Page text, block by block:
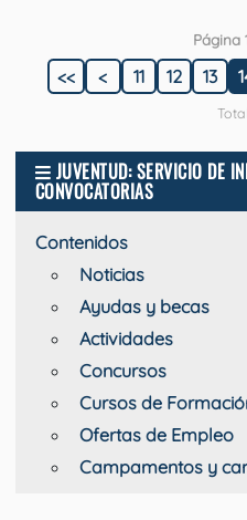
Página
<< < 11 12 13
JUVENTUD: SERVICIO DE
CONVOCATORIAS
Contenidos
Noticias
Ayudas y becas
Actividades
Concursos
Cursos de
Ofertas de Empleo
Campamentos y